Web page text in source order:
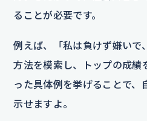
ることが必要です。
例えば、「私は負けず嫌いで
方法を模索し、トップの成績
った具体例を挙げることで、
示せますよ。